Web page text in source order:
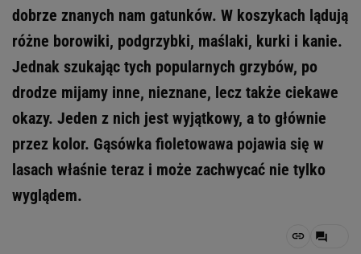
dobrze znanych nam gatunków. W koszykach lądują
różne borowiki, podgrzybki, maślaki, kurki i kanie.
Jednak szukając tych popularnych grzybów, po
drodze mijamy inne, nieznane, lecz także ciekawe
okazy. Jeden z nich jest wyjątkowy, a to głównie
przez kolor. Gąsówka fioletowawa pojawia się w
lasach właśnie teraz i może zachwycać nie tylko
wyglądem.